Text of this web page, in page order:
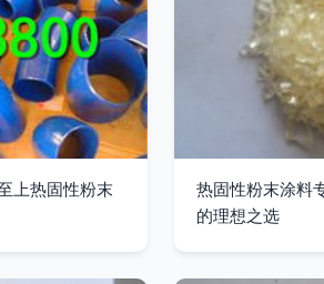
上热固性粉末
热固性粉末涂料
的理想之选